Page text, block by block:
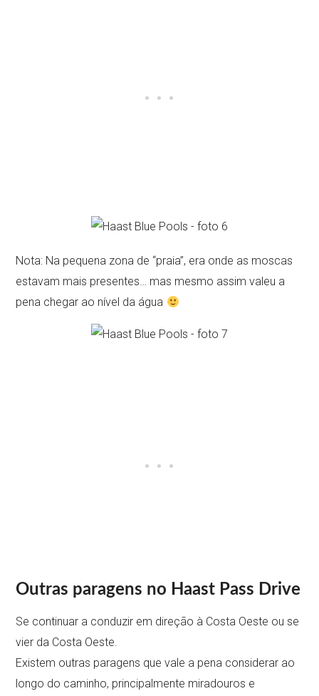
Nota: Na pequena zona de “praia”, era onde as moscas
estavam mais presentes… mas mesmo assim valeu a
pena chegar ao nível da água
Outras paragens no Haast Pass Drive
Se continuar a conduzir em direção à Costa Oeste ou se
vier da Costa Oeste.
Existem outras paragens que vale a pena considerar ao
longo do caminho, principalmente miradouros e